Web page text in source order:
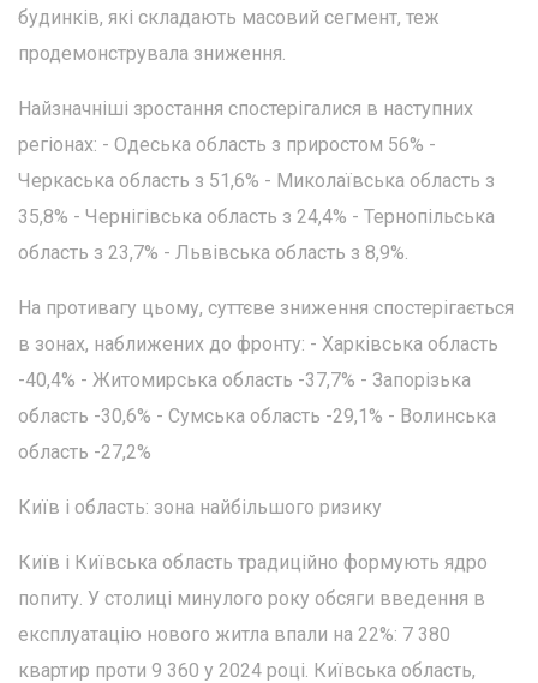
будинків, які складають масовий сегмент, теж
продемонструвала зниження.
Найзначніші зростання спостерігалися в наступних
регіонах: - Одеська область з приростом 56% -
Черкаська область з 51,6% - Миколаївська область з
35,8% - Чернігівська область з 24,4% - Тернопільська
область з 23,7% - Львівська область з 8,9%.
На противагу цьому, суттєве зниження спостерігається
в зонах, наближених до фронту: - Харківська область
-40,4% - Житомирська область -37,7% - Запорізька
область -30,6% - Сумська область -29,1% - Волинська
область -27,2%
Київ і область: зона найбільшого ризику
Київ і Київська область традиційно формують ядро
попиту. У столиці минулого року обсяги введення в
експлуатацію нового житла впали на 22%: 7 380
квартир проти 9 360 у 2024 році. Київська область,